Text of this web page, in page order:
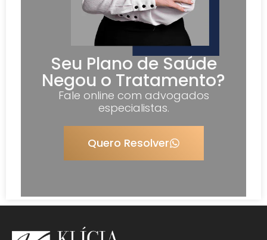
Seu Plano de Saúde
Negou o Tratamento?
Fale online com advogados
especialistas.
Quero Resolver